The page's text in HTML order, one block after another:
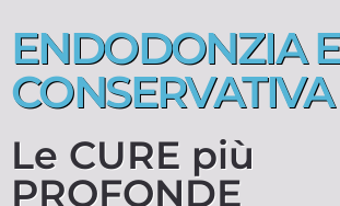
ENDODONZIA E
CONSERVATIVA
Le CURE più
PROFONDE